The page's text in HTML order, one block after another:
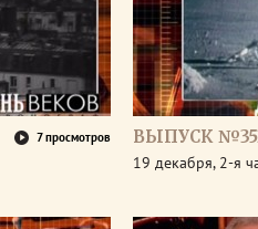
7 просмотров ВЫПУСК
19 декабря, 2-я